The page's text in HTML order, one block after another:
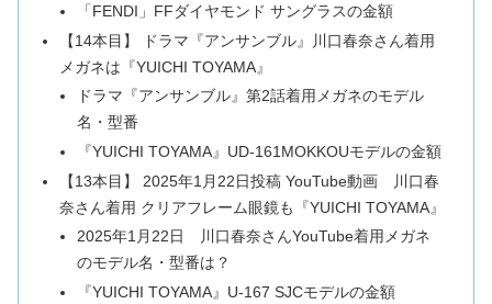
「FENDI」FFダイヤモンド サングラスの金額
【14本目】 ドラマ『アンサンブル』川口春奈さん着用
メガネは『YUICHI TOYAMA』
ドラマ『アンサンブル』第2話着用メガネのモデル
名・型番
『YUICHI TOYAMA』UD-161MOKKOUモデルの金額
【13本目】 2025年1月22日投稿 YouTube動画 川口春
奈さん着用 クリアフレーム眼鏡も『YUICHI TOYAMA』
2025年1月22日 川口春奈さんYouTube着用メガネ
のモデル名・型番は？
『YUICHI TOYAMA』U-167 SJCモデルの金額